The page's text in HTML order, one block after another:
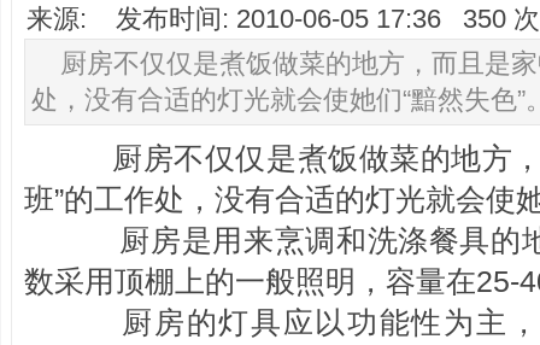
来源: 发布时间: 2010-06-05 17:36 350
厨房不仅仅是煮饭做菜的地方，而且是
处，没有合适的灯光就会使她们“黯然失色”
厨房不仅仅是煮饭做菜的地方，
班”的工作处，没有合适的灯光就会使
厨房是用来烹调和洗涤餐具的
数采用顶棚上的一般照明，容量在25-
厨房的灯具应以功能性为主，